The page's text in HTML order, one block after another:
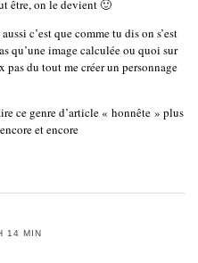
être, on le devient 🙂
c’est que comme tu dis on s’est
qu’une image calculée ou quoi sur
du tout me créer un personnage
ce genre d’article « honnête » plus
et encore
14 MIN